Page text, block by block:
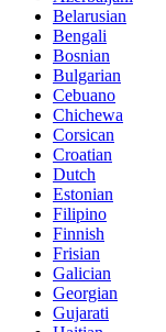
Belarusian
Bengali
Bosnian
Bulgarian
Cebuano
Chichewa
Corsican
Croatian
Dutch
Estonian
Filipino
Finnish
Frisian
Galician
Georgian
Gujarati